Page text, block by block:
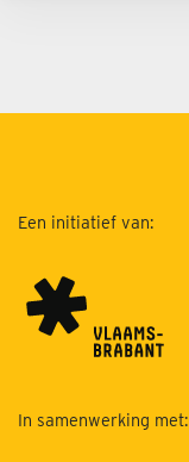
Een initiatief van:
In samenwerking met: